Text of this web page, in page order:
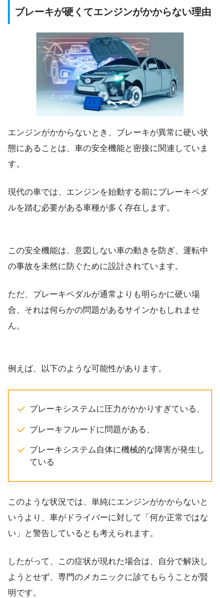
ブレーキが硬くてエンジンがかからない理由
エンジンがかからないとき、ブレーキが異常に硬い状
態にあることは、車の安全機能と密接に関連していま
す。
現代の車では、エンジンを始動する前にブレーキペダ
ルを踏む必要がある車種が多く存在します。
この安全機能は、意図しない車の動きを防ぎ、運転中
の事故を未然に防ぐために設計されています。
ただ、ブレーキペダルが通常よりも明らかに硬い場
合、それは何らかの問題があるサインかもしれませ
ん。
例えば、以下のような可能性があります。
ブレーキシステムに圧力がかかりすぎている、
ブレーキフルードに問題がある、
ブレーキシステム自体に機械的な障害が発生し
ている
このような状況では、単純にエンジンがかからないと
いうより、車がドライバーに対して「何か正常ではな
い」と警告しているとも考えられます。
したがって、この症状が現れた場合は、自分で解決し
ようとせず、専門のメカニックに診てもらうことが賢
明です。